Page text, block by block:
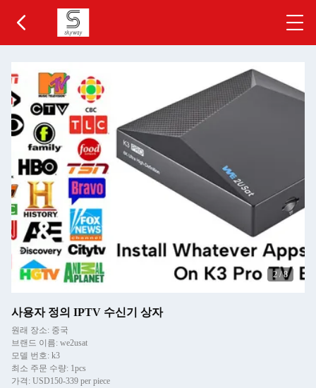
2 /8
사용자 정의 IPTV 수신기 상자
원래 장소: 중국
브랜드 이름: we2usat
모델 번호: k3
최소 주문 수량: 1pcs
가격: USD150-339 per piece